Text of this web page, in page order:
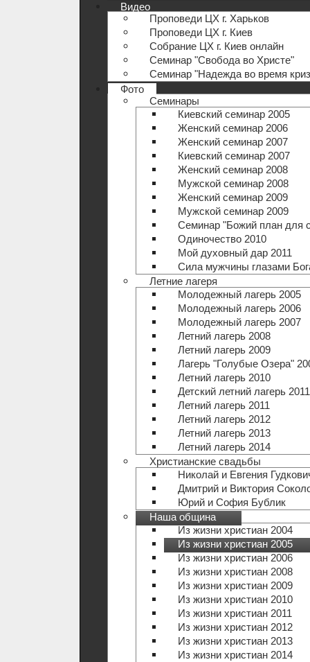
Видео
Проповеди ЦХ г. Харьков
Проповеди ЦХ г. Киев
Собрание ЦХ г. Киев онлайн
Семинар "Свобода во Христе"
Семинар "Надежда во время
Фото
Семинары
Киевский семинар 2005
Женский семинар 2006
Женский семинар 2007
Киевский семинар 2007
Женский семинар 2008
Мужской семинар 2008
Женский семинар 2009
Мужской семинар 2009
Семинар "Божий план для
Одиночество 2010
Мой духовный дар 2011
Сила мужчины глазами
Летние лагеря
Молодежный лагерь 2005
Молодежный лагерь 2006
Молодежный лагерь 2007
Летний лагерь 2008
Летний лагерь 2009
Лагерь "Голубые Озера"
Летний лагерь 2010
Детский летний лагерь 2011
Летний лагерь 2011
Летний лагерь 2012
Летний лагерь 2013
Летний лагерь 2014
Христианские свадьбы
Николай и Евгения
Дмитрий и Виктория
Юрий и София Бублик
Наша община
Из жизни христиан 2004
Из жизни христиан 2005
Из жизни христиан 2006
Из жизни христиан 2008
Из жизни христиан 2009
Из жизни христиан 2010
Из жизни христиан 2011
Из жизни христиан 2012
Из жизни христиан 2013
Из жизни христиан 2014